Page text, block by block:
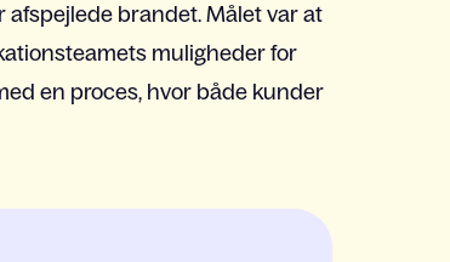
brandet. Målet var at
muligheder for
en proces, hvor både kunder